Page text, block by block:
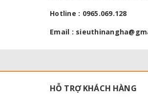
Hotline : 0965.069.128
Email :
HỖ TRỢ KHÁCH HÀNG